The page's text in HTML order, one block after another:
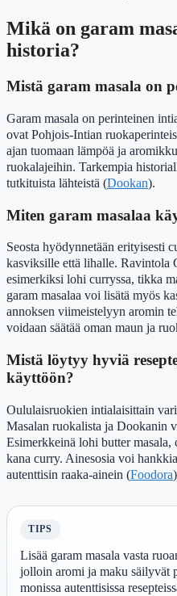
Mikä on garam
historia?
Mistä garam masala on
Garam masala on perinteinen
ovat Pohjois-Intian
ajan tuomaan lämpöä ja
ruokalajeihin. Tarkempia
tutkituista lähteistä (Dookan).
Miten garam masalaa
Seosta hyödynnetään erityisesti
kasviksille että lihalle. Ravintola
esimerkiksi lohi curryssa, tikka
garam masalaa voi lisätä myös
annoksen viimeistelyyn aromin
voidaan säätää oman maun ja
Mistä löytyy hyviä
käyttöön?
Oululaisruokien intialaisittain
Masalan ruokalista ja Dookanin
Esimerkkeinä lohi butter
kana curry. Ainesosia voi
autenttisin raaka-ainein (Foodora
TIPS
Lisää garam masala vasta
jolloin aromi ja maku säilyvät
monissa autenttisissa